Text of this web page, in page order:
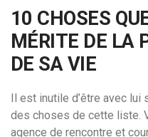
10 CHOSES
MÉRITE DE LA
DE SA VIE
Il est inutile d’être avec
des choses de cette liste.
agence de rencontre et